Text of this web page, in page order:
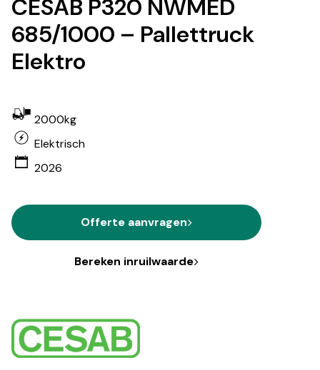
CESAB P320 NWMED
685/1000 – Pallettruck
Elektro
2000kg
Elektrisch
2026
Offerte aanvragen
Bereken inruilwaarde